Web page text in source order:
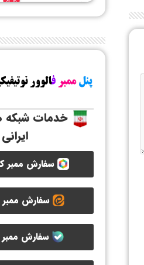
خدمات شبکه
ایرانی
سفارش ممبر
سفارش ممبر
سفارش ممبر